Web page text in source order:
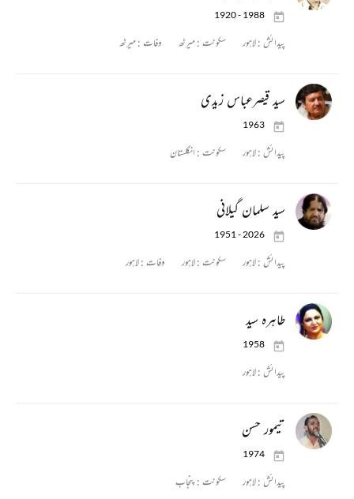
1920 - 1988
پیدائش :لاہور سکونت :میرٹھ وفات :میرٹھ
سید قیصرعباس زیدی
1963
پیدائش :لاہور سکونت : انگلستان
سید سلمان گیلانی
1951 - 2026
پیدائش :لاہور سکونت :لاہور وفات :لاہور
طاہرہ سید
1958
پیدائش :لاہور
تیمور حسن
1974
پیدائش :لاہور سکونت :پنجاب